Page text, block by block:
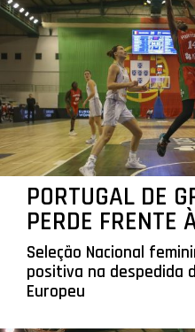
PORTUGAL DE
PERDE FRENTE
Seleção Nacional
positiva na despedida
Europeu